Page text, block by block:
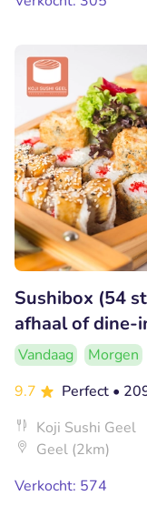
Sushibox (54
afhaal of dine-
Vandaag Morgen
9.7
Perfect •
Koji Sushi Geel
Geel (2km)
Verkocht: 574